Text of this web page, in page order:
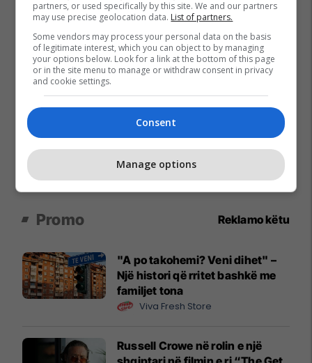
Promo Reklamo këtu
"A po takohemi? Veni dihet" –
Një histori që rritet bashkë me
familjet tona
Viva Fresh Store
Russell Crowe në rolin e një
partners, or used specifically by this site. We and our partners
may use precise geolocation data. List of partners.
Some vendors may process your personal data on the basis
of legitimate interest, which you can object to by managing
your options below. Look for a link at the bottom of this page
or in the site menu to manage or withdraw consent in privacy
and cookie settings.
Consent
Manage options